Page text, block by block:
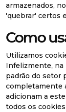
armazenados,
'quebrar' certos
Como
Utilizamos
Infelizmente, na
padrão do setor
completamente
adicionam a
todos os